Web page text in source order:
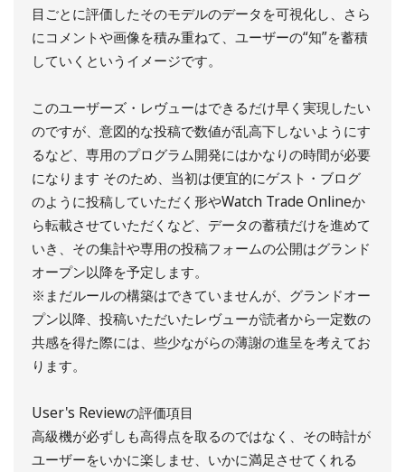
目ごとに評価したそのモデルのデータを可視化し、さら
にコメントや画像を積み重ねて、ユーザーの“知”を蓄積
していくというイメージです。
このユーザーズ・レヴューはできるだけ早く実現したい
のですが、意図的な投稿で数値が乱高下しないようにす
るなど、専用のプログラム開発にはかなりの時間が必要
になります そのため、当初は便宜的にゲスト・ブログ
のように投稿していただく形やWatch Trade Onlineか
ら転載させていただくなど、データの蓄積だけを進めて
いき、その集計や専用の投稿フォームの公開はグランド
オープン以降を予定します。
※まだルールの構築はできていませんが、グランドオー
プン以降、投稿いただいたレヴューが読者から一定数の
共感を得た際には、些少ながらの薄謝の進呈を考えてお
ります。
User's Reviewの評価項目
高級機が必ずしも高得点を取るのではなく、その時計が
ユーザーをいかに楽しませ、いかに満足させてくれる